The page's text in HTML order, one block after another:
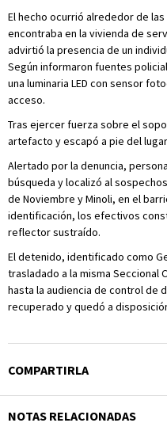
El hecho ocurrió alrededor de
encontraba en la vivienda de
advirtió la presencia de un
Según informaron fuentes
una luminaria LED con sensor
acceso.
Tras ejercer fuerza sobre el
artefacto y escapó a pie del
Alertado por la denuncia,
búsqueda y localizó al
de Noviembre y Minoli, en el
identificación, los efectivos
reflector sustraído.
El detenido, identificado como
trasladado a la misma Seccional
hasta la audiencia de control de
recuperado y quedó a
COMPARTIRLA
NOTAS RELACIONADAS